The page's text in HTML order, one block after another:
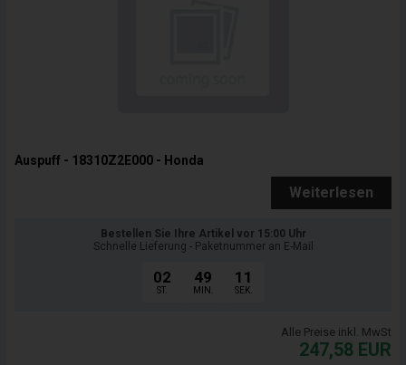
Auspuff - 18310Z2E000 - Honda
Weiterlesen
Bestellen Sie Ihre Artikel vor 15:00 Uhr
Schnelle Lieferung - Paketnummer an E-Mail
02
ST.
49
MIN.
09
SEK.
Alle Preise inkl. MwSt
247,58 EUR